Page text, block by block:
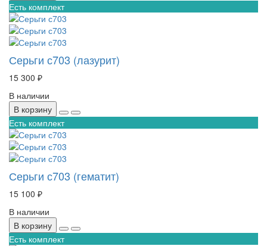
Есть комплект
Серьги с703 (лазурит)
15 300 ₽
В наличии
В корзину
Есть комплект
Серьги с703 (гематит)
15 100 ₽
В наличии
В корзину
Есть комплект